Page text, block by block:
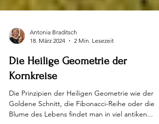
Antonia Braditsch
18. März 2024
Die Heilige Geometrie der
Kornkreise